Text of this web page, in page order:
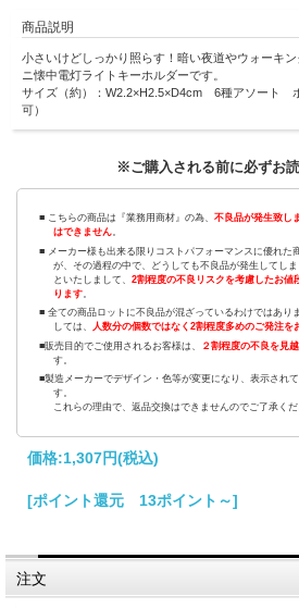
商品説明
小さいけどしっかり照らす！暗い夜道やウォーキ
ニ懐中電灯ライトキーホルダーです。
サイズ（約）：W2.2×H2.5×D4cm 6種アソート
可）
※ご購入される前に必ずお読
■ こちらの商品は『業務用商材』の為、 不良品が発生致し
はできません。
■ メーカー様も出来る限りコストパフォーマンスに優れた
が、その過程の中で、どうしても不良品が発生してし
といたしまして、2割程度の不良リスクを考慮したお値
ります
■ 全ての商品ロットに不良品が混ざっているわけではあり
しては、 人数分の個数ではなく2割程度多めのご発注を
■販売目的でご使用されるお客様は、
２割程度の不良を見
す。
■製造メーカーでデザイン・色等が変更になり、表示され
す。
これらの理由で、返品交換はできませんのでご了承くだ
価格:1,307円(税込)
[ポイント還元 13ポイント～]
注文